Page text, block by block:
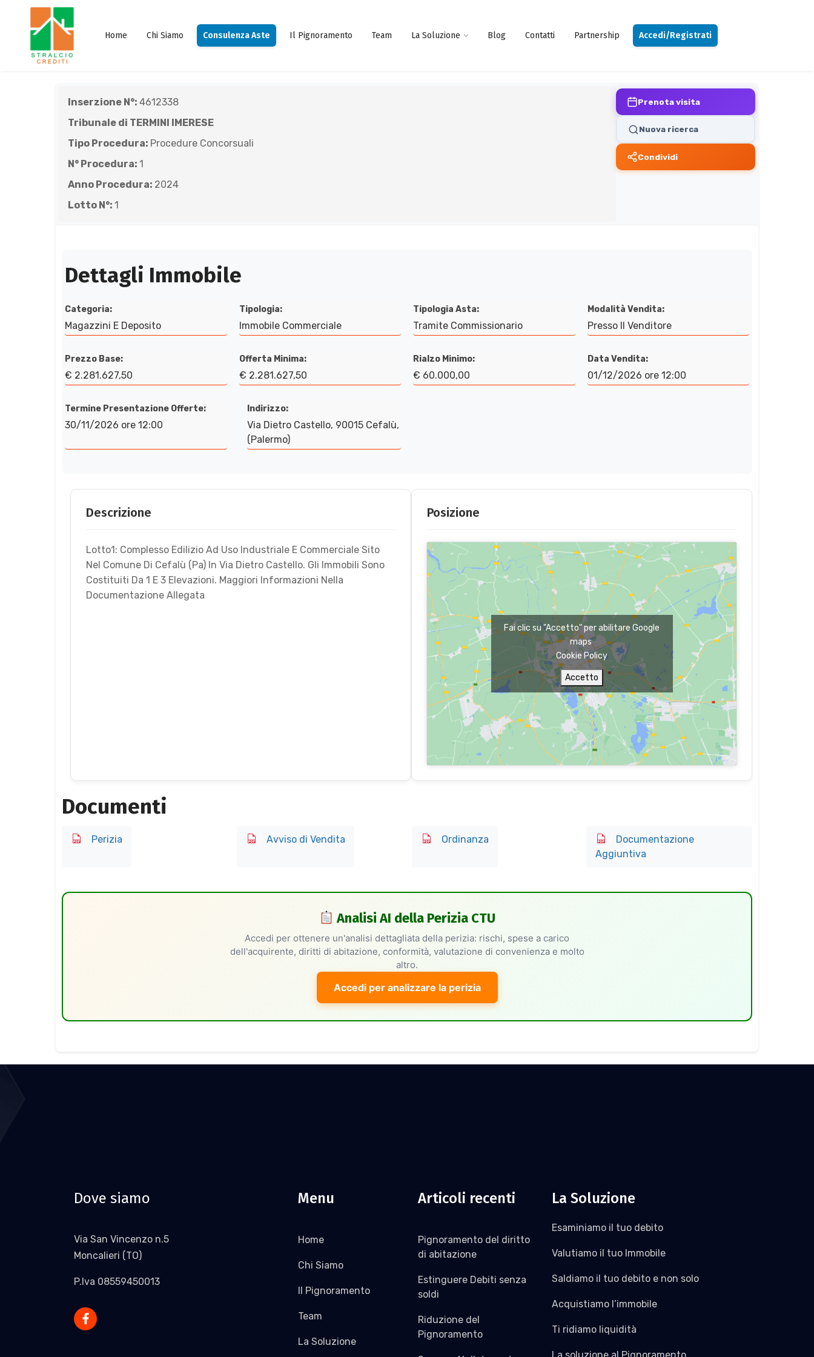
Home Chi Siamo Consulenza Aste Il Pignoramento Team La Soluzione Blog Contatti Partnership Accedi/Registrati
Inserzione N°: 4612338
Tribunale di TERMINI IMERESE
Tipo Procedura: Procedure Concorsuali
N° Procedura: 1
Anno Procedura: 2024
Lotto N°: 1
Prenota visita
Nuova ricerca
Condividi
Dettagli Immobile
Categoria:
Magazzini E Deposito
Tipologia:
Immobile Commerciale
Tipologia Asta:
Tramite Commissionario
Modalità Vendita:
Presso Il Venditore
Prezzo Base:
€ 2.281.627,50
Offerta Minima:
€ 2.281.627,50
Rialzo Minimo:
€ 60.000,00
Data Vendita:
01/12/2026 ore 12:00
Termine Presentazione Offerte:
30/11/2026 ore 12:00
Indirizzo:
Via Dietro Castello, 90015 Cefalù,
(Palermo)
Descrizione
Lotto1: Complesso Edilizio Ad Uso Industriale E Commerciale Sito
Nel Comune Di Cefalù (Pa) In Via Dietro Castello. Gli Immobili Sono
Costituiti Da 1 E 3 Elevazioni. Maggiori Informazioni Nella
Documentazione Allegata
Posizione
Fai clic su "Accetto" per abilitare Google
maps
Cookie Policy
Accetto
Documenti
Perizia Avviso di Vendita Ordinanza
Documentazione
Aggiuntiva
Analisi AI della Perizia CTU
Accedi per ottenere un'analisi dettagliata della perizia: rischi, spese a carico
dell'acquirente, diritti di abitazione, conformità, valutazione di convenienza e molto
altro.
Accedi per analizzare la perizia
Dove siamo
Via San Vincenzo n.5
Moncalieri (TO)
P.Iva 08559450013
Menu
Home
Chi Siamo
Il Pignoramento
Team
La Soluzione
Articoli recenti
Pignoramento del diritto
di abitazione
Estinguere Debiti senza
soldi
Riduzione del
Pignoramento
La Soluzione
Esaminiamo il tuo debito
Valutiamo il tuo Immobile
Saldiamo il tuo debito e non solo
Acquistiamo l’immobile
Ti ridiamo liquidità
La soluzione al Pignoramento